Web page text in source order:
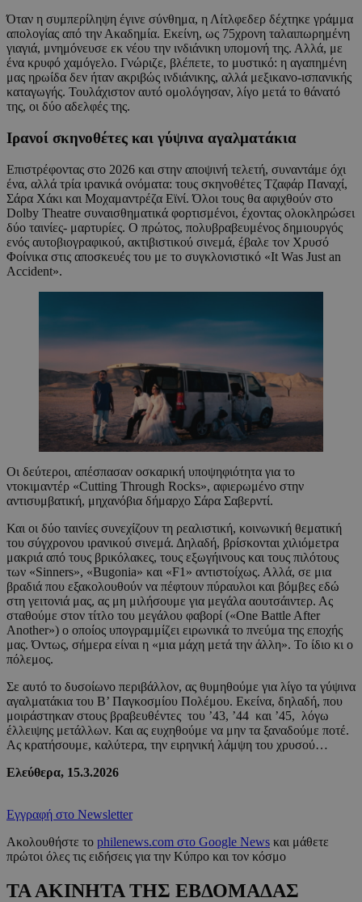
Όταν η συμπερίληψη έγινε σύνθημα, η Λίτλφεδερ δέχτηκε γράμμα
απολογίας από την Ακαδημία. Εκείνη, ως 75χρονη ταλαιπωρημένη
γιαγιά, μνημόνευσε εκ νέου την ινδιάνικη υπομονή της. Αλλά, με
ένα κρυφό χαμόγελο. Γνώριζε, βλέπετε, το μυστικό: η αγαπημένη
μας ηρωίδα δεν ήταν ακριβώς ινδιάνικης, αλλά μεξικανο-ισπανικής
καταγωγής. Τουλάχιστον αυτό ομολόγησαν, λίγο μετά το θάνατό
της, οι δύο αδελφές της.
Ιρανοί σκηνοθέτες και γύψινα αγαλματάκια
Επιστρέφοντας στο 2026 και στην αποψινή τελετή, συναντάμε όχι
ένα, αλλά τρία ιρανικά ονόματα: τους σκηνοθέτες Τζαφάρ Παναχί,
Σάρα Χάκι και Μοχαμαντρέζα Εϊνί. Όλοι τους θα αφιχθούν στο
Dolby Theatre συναισθηματικά φορτισμένοι, έχοντας ολοκληρώσει
δύο ταινίες- μαρτυρίες. Ο πρώτος, πολυβραβευμένος δημιουργός
ενός αυτοβιογραφικού, ακτιβιστικού σινεμά, έβαλε τον Χρυσό
Φοίνικα στις αποσκευές του με το συγκλονιστικό «It Was Just an
Accident».
Οι δεύτεροι, απέσπασαν οσκαρική υποψηφιότητα για το
ντοκιμαντέρ «Cutting Through Rocks», αφιερωμένο στην
αντισυμβατική, μηχανόβια δήμαρχο Σάρα Σαβερντί.
Και οι δύο ταινίες συνεχίζουν τη ρεαλιστική, κοινωνική θεματική
του σύγχρονου ιρανικού σινεμά. Δηλαδή, βρίσκονται χιλιόμετρα
μακριά από τους βρικόλακες, τους εξωγήινους και τους πιλότους
των «Sinners», «Bugonia» και «F1» αντιστοίχως. Αλλά, σε μια
βραδιά που εξακολουθούν να πέφτουν πύραυλοι και βόμβες εδώ
στη γειτονιά μας, ας μη μιλήσουμε για μεγάλα αουτσάιντερ. Ας
σταθούμε στον τίτλο του μεγάλου φαβορί («One Battle After
Another») ο οποίος υπογραμμίζει ειρωνικά το πνεύμα της εποχής
μας. Όντως, σήμερα είναι η «μια μάχη μετά την άλλη». Το ίδιο κι ο
πόλεμος.
Σε αυτό το δυσοίωνο περιβάλλον, ας θυμηθούμε για λίγο τα γύψινα
αγαλματάκια του Β’ Παγκοσμίου Πολέμου. Εκείνα, δηλαδή, που
μοιράστηκαν στους βραβευθέντες του ’43, ’44 και ’45, λόγω
έλλειψης μετάλλων. Και ας ευχηθούμε να μην τα ξαναδούμε ποτέ.
Ας κρατήσουμε, καλύτερα, την ειρηνική λάμψη του χρυσού…
Ελεύθερα, 15.3.2026
Εγγραφή στο Newsletter
Ακολουθήστε το philenews.com στο Google News και μάθετε
πρώτοι όλες τις ειδήσεις για την Κύπρο και τον κόσμο
ΤΑ ΑΚΙΝΗΤΑ ΤΗΣ ΕΒΔΟΜΑΔΑΣ